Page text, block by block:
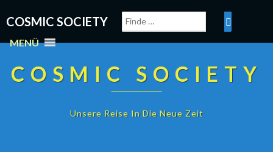
COSMIC SOCIETY
MENÜ
COSMIC SOCIETY
Unsere Reise In Die Neue Zeit